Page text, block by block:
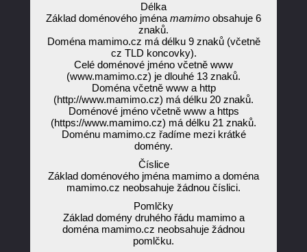
Délka
Základ doménového jména mamimo obsahuje 6
znaků.
Doména mamimo.cz má délku 9 znaků (včetně
cz TLD koncovky).
Celé doménové jméno včetně www
(www.mamimo.cz) je dlouhé 13 znaků.
Doména včetně www a http
(http://www.mamimo.cz) má délku 20 znaků.
Doménové jméno včetně www a https
(https://www.mamimo.cz) má délku 21 znaků.
Doménu mamimo.cz řadíme mezi krátké
domény.
Číslice
Základ doménového jména mamimo a doména
mamimo.cz neobsahuje žádnou číslici.
Pomlčky
Základ domény druhého řádu mamimo a
doména mamimo.cz neobsahuje žádnou
pomlčku.